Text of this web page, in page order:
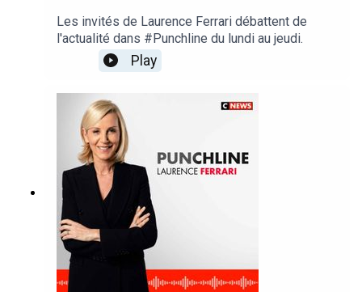
Les invités de Laurence Ferrari débattent de
l'actualité dans #Punchline du lundi au jeudi.
Play